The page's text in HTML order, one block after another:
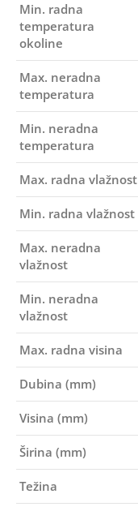
Min. radna
temperatura
okoline
Max. neradna
temperatura
Min. neradna
temperatura
Max. radna vlažnost
Min. radna vlažnost
Max. neradna
vlažnost
Min. neradna
vlažnost
Max. radna visina
Dubina (mm)
Visina (mm)
Širina (mm)
Težina